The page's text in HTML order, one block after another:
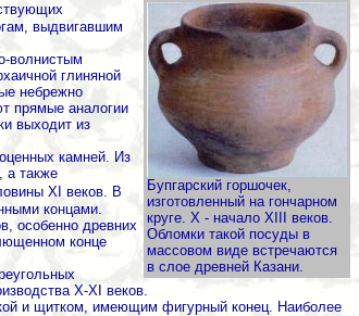
Бупгарский горшочек,
изготовленный на гончарном
круге. X - начало XIII веков.
Обломки такой посуды в
массовом виде встречаются
в слое древней Казани.
выдвигавшим
волнистым
глиняной
небрежно
прямые аналогии
выходит из
камней. Из
а также
XI веков. В
концами.
особенно древних
конце
X-XI веков.
и щитком, имеющим фигурный конец. Наиболее